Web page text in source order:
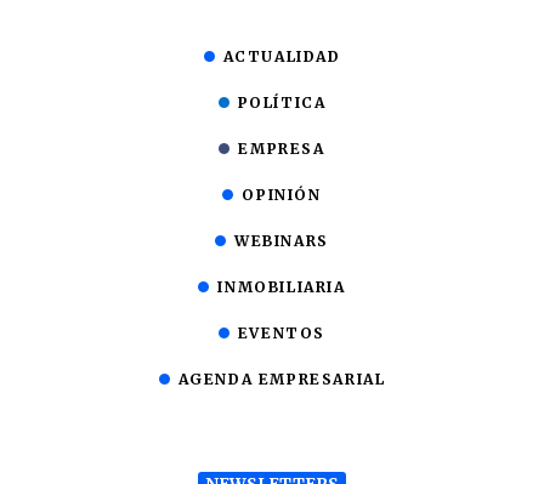
ACTUALIDAD
POLÍTICA
EMPRESA
OPINIÓN
WEBINARS
INMOBILIARIA
EVENTOS
AGENDA EMPRESARIAL